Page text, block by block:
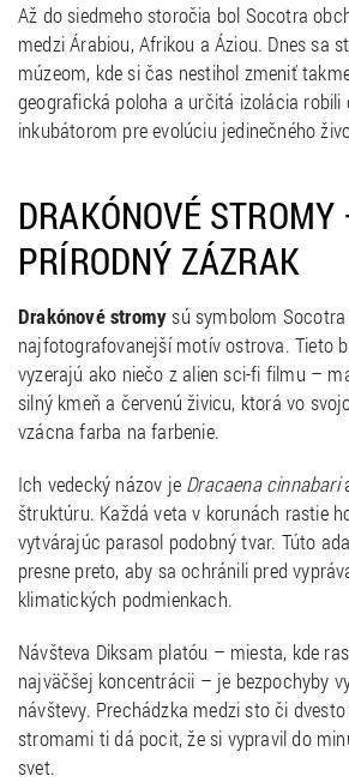
Až do siedmeho storočia bol Socotra
medzi Árabiou, Afrikou a Áziou. Dnes sa
múzeom, kde si čas nestihol zmeniť
geografická poloha a určitá izolácia robili
inkubátorom pre evolúciu jedinečného
DRAKÓNOVÉ STROMY
PRÍRODNÝ ZÁZRAK
Drakónové stromysú symbolom
najfotografovanejší motív ostrova. Tieto
vyzerajú ako niečo z alien sci-fi filmu –
silný kmeň a červenú živicu, ktorá vo
vzácna farba na farbenie.
Ich vedecký názov je Dracaena cinnabari
štruktúru. Každá veta v korunách rastie
vytvárajúc parasol podobný tvar. Túto
presne preto, aby sa ochránili pred
klimatických podmienkach.
Návšteva Diksam platóu – miesta, kde
najväčšej koncentrácii – je bezpochyby
návštevy. Prechádzka medzi sto či
stromami ti dá pocit, že si vypravil do
svet.